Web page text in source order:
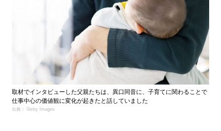
取材でインタビューした父親たちは、異口同音に、子育てに関わることで
仕事中心の価値観に変化が起きたと話していました
出典： Getty Images